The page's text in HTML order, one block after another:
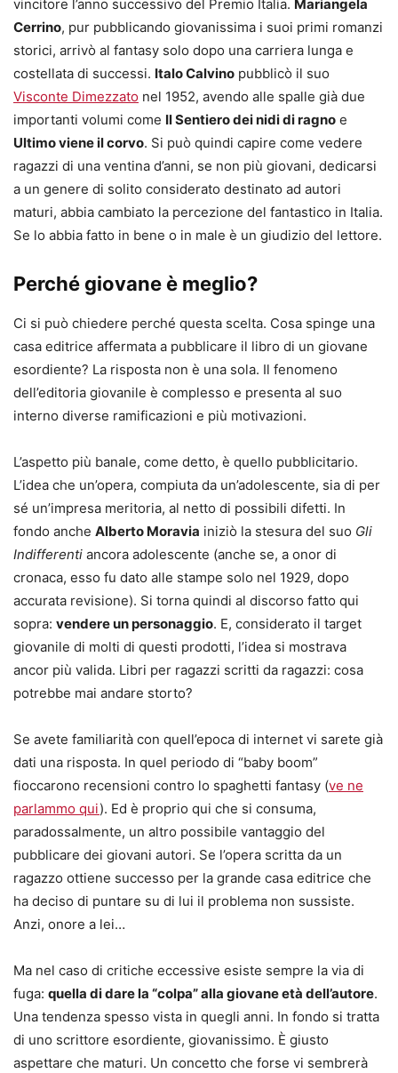
vincitore l’anno successivo del Premio Italia. Mariangela
Cerrino, pur pubblicando giovanissima i suoi primi romanzi
storici, arrivò al fantasy solo dopo una carriera lunga e
costellata di successi. Italo Calvino pubblicò il suo
Visconte Dimezzato nel 1952, avendo alle spalle già due
importanti volumi come Il Sentiero dei nidi di ragno e
Ultimo viene il corvo. Si può quindi capire come vedere
ragazzi di una ventina d’anni, se non più giovani, dedicarsi
a un genere di solito considerato destinato ad autori
maturi, abbia cambiato la percezione del fantastico in Italia.
Se lo abbia fatto in bene o in male è un giudizio del lettore.
Perché giovane è meglio?
Ci si può chiedere perché questa scelta. Cosa spinge una
casa editrice affermata a pubblicare il libro di un giovane
esordiente? La risposta non è una sola. Il fenomeno
dell’editoria giovanile è complesso e presenta al suo
interno diverse ramificazioni e più motivazioni.
L’aspetto più banale, come detto, è quello pubblicitario.
L’idea che un’opera, compiuta da un’adolescente, sia di per
sé un’impresa meritoria, al netto di possibili difetti. In
fondo anche Alberto Moravia iniziò la stesura del suo Gli
Indifferenti ancora adolescente (anche se, a onor di
cronaca, esso fu dato alle stampe solo nel 1929, dopo
accurata revisione). Si torna quindi al discorso fatto qui
sopra: vendere un personaggio. E, considerato il target
giovanile di molti di questi prodotti, l’idea si mostrava
ancor più valida. Libri per ragazzi scritti da ragazzi: cosa
potrebbe mai andare storto?
Se avete familiarità con quell’epoca di internet vi sarete già
dati una risposta. In quel periodo di “baby boom”
fioccarono recensioni contro lo spaghetti fantasy (ve ne
parlammo qui). Ed è proprio qui che si consuma,
paradossalmente, un altro possibile vantaggio del
pubblicare dei giovani autori. Se l’opera scritta da un
ragazzo ottiene successo per la grande casa editrice che
ha deciso di puntare su di lui il problema non sussiste.
Anzi, onore a lei…
Ma nel caso di critiche eccessive esiste sempre la via di
fuga: quella di dare la “colpa” alla giovane età dell’autore.
Una tendenza spesso vista in quegli anni. In fondo si tratta
di uno scrittore esordiente, giovanissimo. È giusto
aspettare che maturi. Un concetto che forse vi sembrerà